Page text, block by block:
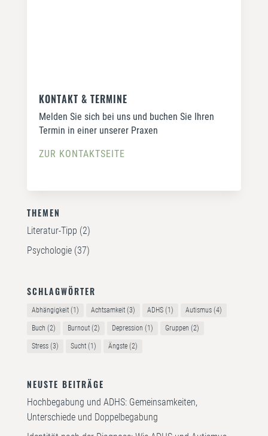
KONTAKT & TERMINE
Melden Sie sich bei uns und buchen Sie Ihren
Termin in einer unserer Praxen
ZUR KONTAKTSEITE
THEMEN
Literatur-Tipp (2)
Psychologie(37)
SCHLAGWÖRTER
Abhängigkeit(1) Achtsamkeit(3) ADHS(1) Autismus(4)
Buch (2) Burnout(2) Depression (1) Gruppen (2)
Stress(3) Sucht(1) Ängste(2)
NEUSTE BEITRÄGE
Hochbegabung und ADHS: Gemeinsamkeiten,
Unterschiede und Doppelbegabung